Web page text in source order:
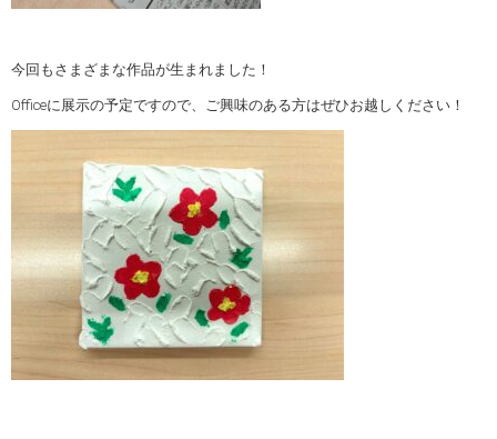
今回もさまざまな作品が生まれました！
Officeに展示の予定ですので、ご興味のある方はぜひお越しください！